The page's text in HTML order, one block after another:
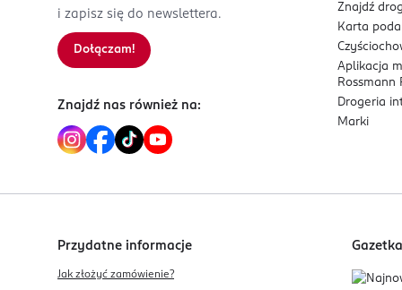
i zapisz się do newslettera.
Dołączam!
Znajdź nas również na:
Znajdź
Karta
Aplikacja
Rossmann
Drogeria
Marki
Przydatne informacje
Jak złożyć zamówienie?
Gazetka